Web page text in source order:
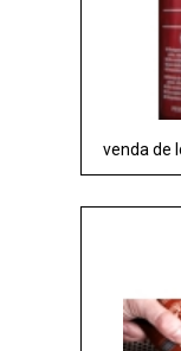
venda de